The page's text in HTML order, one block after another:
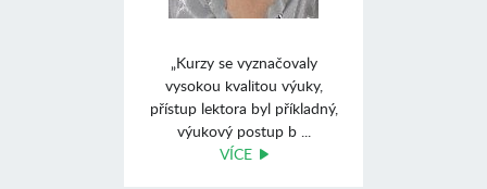
„Kurzy se vyznačovaly
vysokou kvalitou výuky,
přístup lektora byl příkladný,
výukový postup b ...
VÍCE